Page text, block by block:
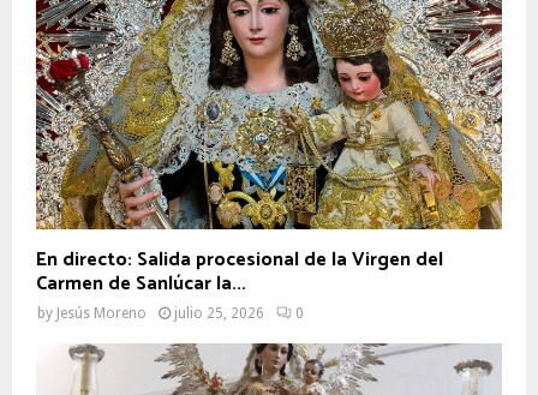
En directo: Salida procesional de la Virgen del
Carmen de Sanlúcar la...
by Jesús Moreno julio 25, 2026 0